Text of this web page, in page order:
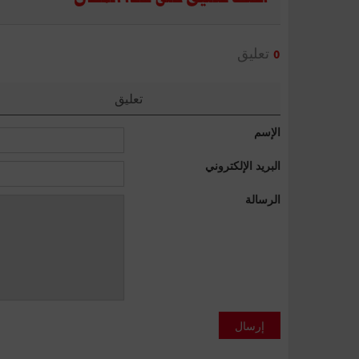
0 تعليق
تعليق
الإسم
البريد الإلكتروني
الرسالة
إرسال